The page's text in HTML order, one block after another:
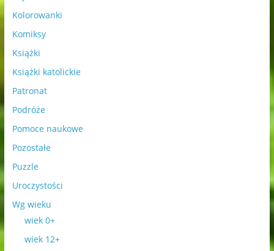
Kolorowanki
Komiksy
Książki
Książki katolickie
Patronat
Podróże
Pomoce naukowe
Pozostałe
Puzzle
Uroczystości
Wg wieku
wiek 0+
wiek 12+